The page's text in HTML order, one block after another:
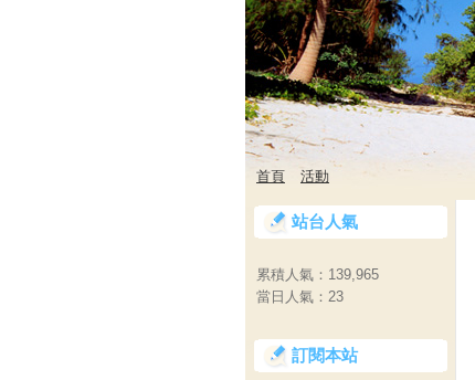
首頁 活動
站台人氣
累積人氣： 139,965
當日人氣： 23
訂閱本站